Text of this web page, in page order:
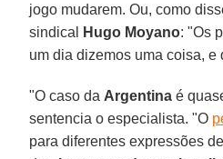
jogo mudarem. Ou, como
sindical
Hugo Moyano: "Os
um dia dizemos uma coisa, e
"O caso da Argentinaé
sentencia o especialista. "O
para diferentes expressões